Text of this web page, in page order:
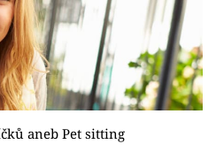
aneb Pet sitting